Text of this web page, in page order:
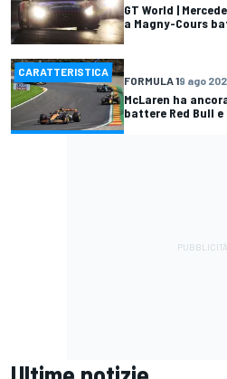
GT World |
a Magny-Cours
CARATTERISTICA
FORMULA 19 ago
McLaren ha
battere Red Bull e